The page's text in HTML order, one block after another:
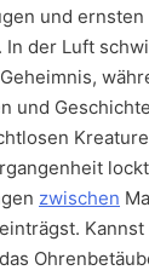
und
⁢der Luft
und
⁢lockt
zwischen